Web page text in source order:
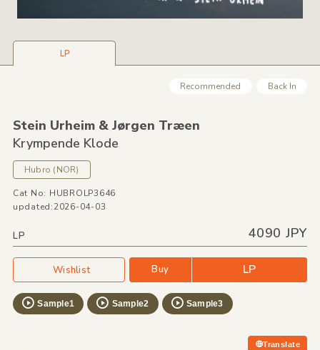
LP
Recommended Back In
Stein Urheim &Jørgen Træen
Krympende Klode
Hubro (NOR)
Cat No: HUBROLP3646
updated:2026-04-03
LP 4090 JPY
Wishlist Buy LP
Sample1 Sample2 Sample3
Translate